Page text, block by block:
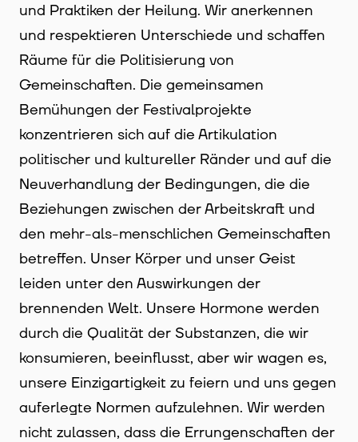
und Praktiken der Heilung. Wir anerkennen
und respektieren Unterschiede und schaffen
Räume für die Politisierung von
Gemeinschaften. Die gemeinsamen
Bemühungen der Festivalprojekte
konzentrieren sich auf die Artikulation
politischer und kultureller Ränder und auf die
Neuverhandlung der Bedingungen, die die
Beziehungen zwischen der Arbeitskraft und
den mehr-als-menschlichen Gemeinschaften
betreffen. Unser Körper und unser Geist
leiden unter den Auswirkungen der
brennenden Welt. Unsere Hormone werden
durch die Qualität der Substanzen, die wir
konsumieren, beeinflusst, aber wir wagen es,
unsere Einzigartigkeit zu feiern und uns gegen
auferlegte Normen aufzulehnen. Wir werden
nicht zulassen, dass die Errungenschaften der